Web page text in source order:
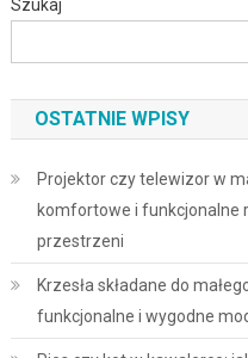
Szukaj
OSTATNIE WPISY
Projektor czy telewizor w
komfortowe i funkcjonalne
przestrzeni
Krzesła składane do
funkcjonalne i wygodne